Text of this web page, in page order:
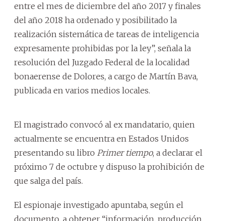
entre el mes de diciembre del año 2017 y finales
del año 2018 ha ordenado y posibilitado la
realización sistemática de tareas de inteligencia
expresamente prohibidas por la ley”, señala la
resolución del Juzgado Federal de la localidad
bonaerense de Dolores, a cargo de Martín Bava,
publicada en varios medios locales.
El magistrado convocó al ex mandatario, quien
actualmente se encuentra en Estados Unidos
presentando su libro Primer tiempo, a declarar el
próximo 7 de octubre y dispuso la prohibición de
que salga del país.
El espionaje investigado apuntaba, según el
documento, a obtener “información, producción